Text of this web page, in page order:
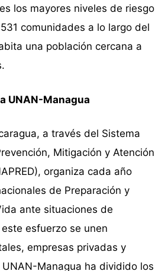
los mayores niveles de riesgo
comunidades a lo largo del
una población cercana a
UNAN-Managua
a través del Sistema
Mitigación y Atención
organiza cada año
de Preparación y
ante situaciones de
esfuerzo se unen
empresas privadas y
Managua ha dividido los